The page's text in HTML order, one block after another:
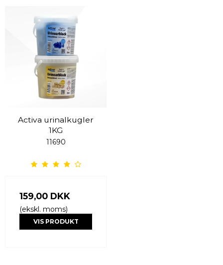
Activa urinalkugler
1KG
11690
159,00 DKK
(ekskl. moms)
VIS PRODUKT